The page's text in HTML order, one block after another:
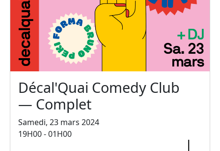
Décal'Quai Comedy Club
— Complet
Samedi, 23 mars 2024
19H00 - 01H00